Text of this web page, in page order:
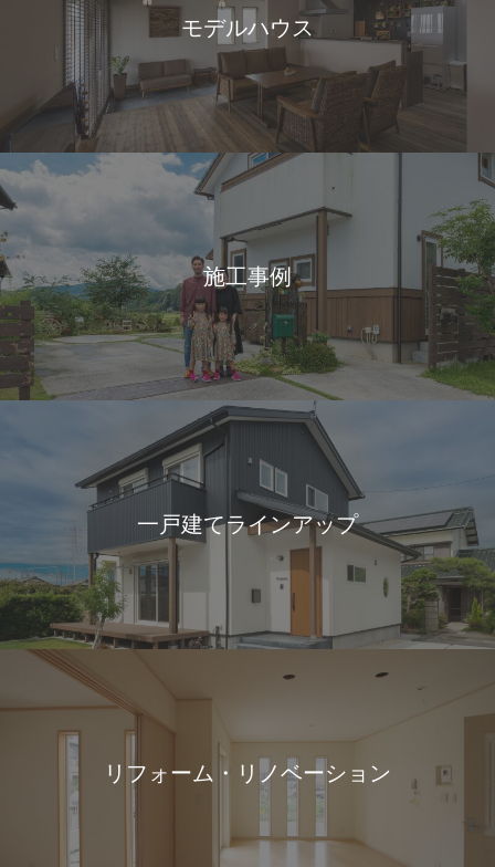
モデルハウス
施工事例
一戸建てラインアップ
リフォーム・リノベーション